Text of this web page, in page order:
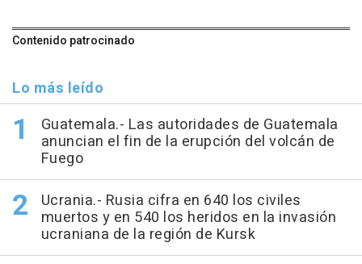
Contenido patrocinado
Lo más leído
Guatemala.- Las autoridades de Guatemala
anuncian el fin de la erupción del volcán de
Fuego
Ucrania.- Rusia cifra en 640 los civiles
muertos y en 540 los heridos en la invasión
ucraniana de la región de Kursk